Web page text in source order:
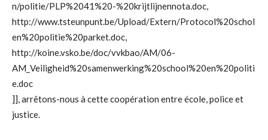
n/politie/PLP%2041%20-%20krijtlijnennota.doc,
http://www.tsteunpunt.be/Upload/Extern/Protocol%20schol
en%20politie%20parket.doc,
http://koine.vsko.be/doc/vvkbao/AM/06-
AM_Veiligheid%20samenwerking%20school%20en%20politi
e.doc
]], arrêtons-nous à cette coopération entre école, police et
justice.